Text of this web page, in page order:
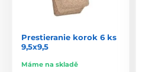
Prestieranie korok 6 ks
9,5x9,5
Máme na skladě